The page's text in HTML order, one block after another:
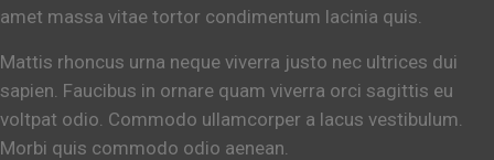
amet massa vitae tortor condimentum lacinia quis.
Mattis rhoncus urna neque viverra justo nec ultrices dui
sapien. Faucibus in ornare quam viverra orci sagittis eu
voltpat odio. Commodo ullamcorper a lacus vestibulum.
Morbi quis commodo odio aenean.